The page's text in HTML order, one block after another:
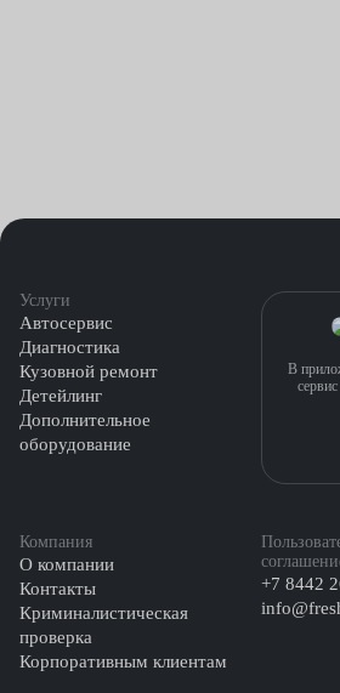
Услуги
Автосервис
Диагностика
Кузовной ремонт
Детейлинг
Дополнительное
оборудование
Компания
О компании
Контакты
Криминалистическая
проверка
Корпоративным клиентам
+7 8442
В